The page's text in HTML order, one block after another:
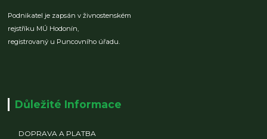
Podnikatel je zapsán v živnostenském
rejstříku MÚ Hodonín,
registrovaný u Puncovního úřadu.
Důležité Informace
DOPRAVA A PLATBA